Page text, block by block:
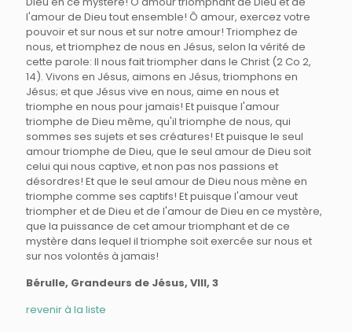
l'amour de Dieu tout ensemble! Ô amour, exercez votre
pouvoir et sur nous et sur notre amour! Triomphez de
nous, et triomphez de nous en Jésus, selon la vérité de
cette parole: Il nous fait triompher dans le Christ (2 Co 2,
14). Vivons en Jésus, aimons en Jésus, triomphons en
Jésus; et que Jésus vive en nous, aime en nous et
triomphe en nous pour jamais! Et puisque l'amour
triomphe de Dieu même, qu'il triomphe de nous, qui
sommes ses sujets et ses créatures! Et puisque le seul
amour triomphe de Dieu, que le seul amour de Dieu soit
celui qui nous captive, et non pas nos passions et
désordres! Et que le seul amour de Dieu nous mène en
triomphe comme ses captifs! Et puisque l'amour veut
triompher et de Dieu et de l'amour de Dieu en ce mystère,
que la puissance de cet amour triomphant et de ce
mystère dans lequel il triomphe soit exercée sur nous et
sur nos volontés à jamais!
Bérulle, Grandeurs de Jésus, VIII, 3
revenir à la liste